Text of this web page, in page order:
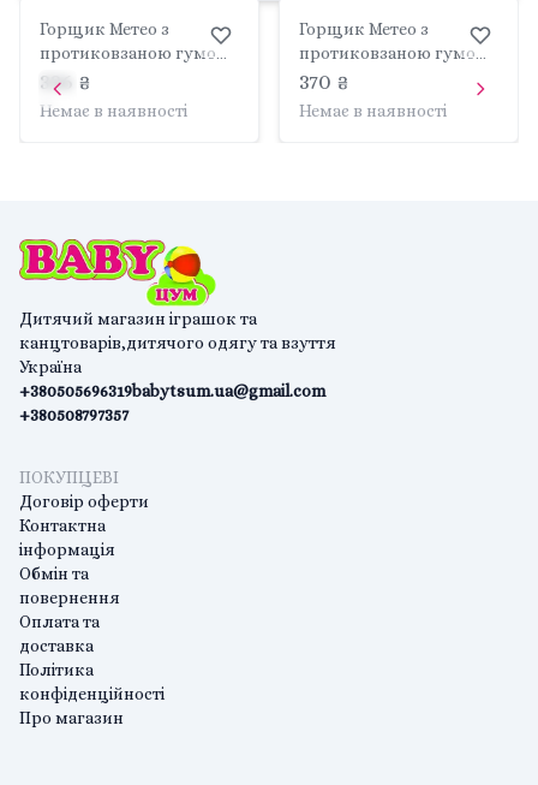
Горщик Метео з
протиковзаною гумою
пластм сірий ME-001-165
336 ₴
Немає в наявності
Горщик Метео з
протиковзаною гумою
пластм синій ME-001-164
370 ₴
Немає в наявності
Дитячий магазин іграшок та
канцтоварів,дитячого одягу та взуття
Україна
+380505696319
+380508797357
babytsum.ua@gmail.com
ПОКУПЦЕВІ
Договір оферти
Контактна
інформація
Обмін та
повернення
Оплата та
доставка
Політика
конфіденційності
Про магазин